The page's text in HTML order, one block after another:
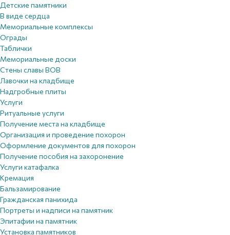
Детские памятники
В виде сердца
Мемориальные комплексы
Ограды
Таблички
Мемориальные доски
Стены славы ВОВ
Лавочки на кладбище
Надгробные плиты
Услуги
Ритуальные услуги
Получение места на кладбище
Организация и проведение похорон
Оформление документов для похорон
Получение пособия на захоронение
Услуги катафалка
Кремация
Бальзамирование
Гражданская панихида
Портреты и надписи на памятник
Эпитафии на памятник
Установка памятников